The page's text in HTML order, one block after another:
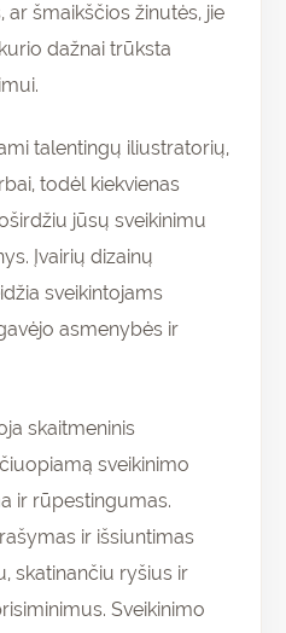
šmaikščios žinutės, jie
dažnai trūksta
talentingų iliustratorių,
todėl kiekvienas
jūsų sveikinimu
Įvairių dizainų
sveikintojams
asmenybės ir
skaitmeninis
sveikinimo
ir rūpestingumas.
ir išsiuntimas
skatinančiu ryšius ir
Sveikinimo